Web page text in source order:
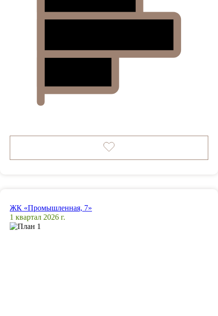
ЖК «Промышленная, 7»
1 квартал 2026 г.